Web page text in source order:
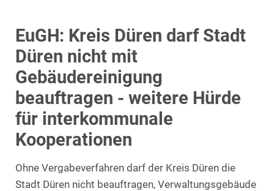
EuGH: Kreis Düren darf Stadt
Düren nicht mit
Gebäudereinigung
beauftragen - weitere Hürde
für interkommunale
Kooperationen
Ohne Vergabeverfahren darf der Kreis Düren die
Stadt Düren nicht beauftragen, Verwaltungsgebäude